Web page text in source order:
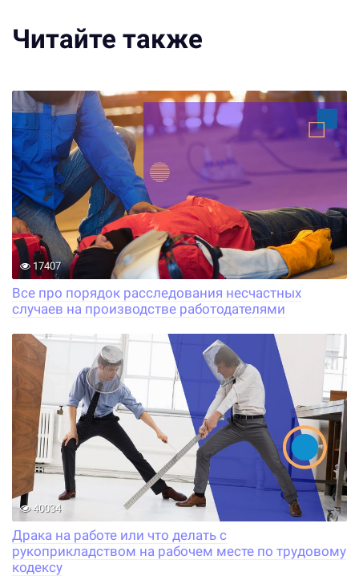
Читайте также
17407
Все про порядок расследования несчастных
случаев на производстве работодателями
40034
Драка на работе или что делать с
рукоприкладством на рабочем месте по трудовому
кодексу